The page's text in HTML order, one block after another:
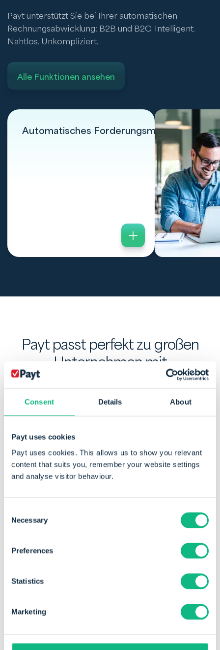
Consent Details About
Payt uses cookies
Payt uses cookies. This allows us to show you relevant
content that suits you, remember your website settings
and analyse visitor behaviour.
Selection
Necessary
Preferences
Statistics
Marketing
Payt unterstützt Sie bei Ihrer automatischen
Rechnungsabwicklung: B2B und B2C. Intelligent.
Nahtlos. Unkompliziert.
Alle Funktionen ansehen
Automatisches Forderungsmanagement
Payt passt perfekt zu großen
Unternehmen mit
hohem Rechnungsvolumen.
Rechnungsmanagement automatisiert –
von der Erstellung der Rechnung über die
Zahlungserinnerungen bis zum Inkasso.
Der Vorteil: Wir behalten bei jedem Schritt